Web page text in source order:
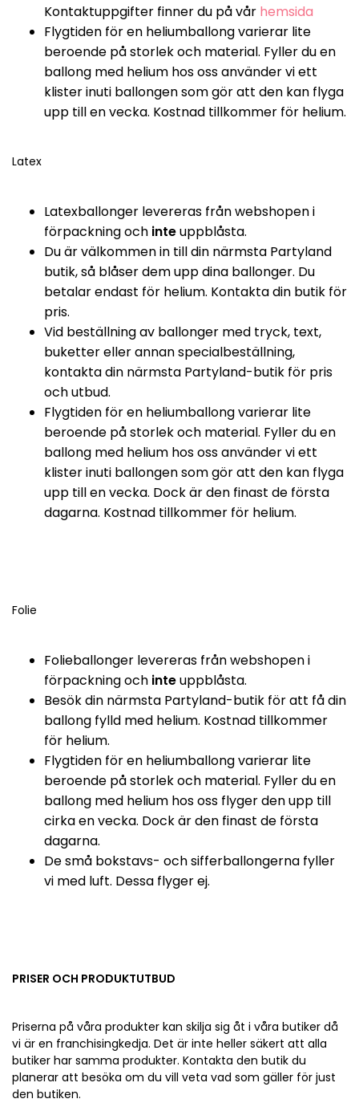
Kontaktuppgifter finner du på vår hemsida
Flygtiden för en heliumballong varierar lite
beroende på storlek och material. Fyller du en
ballong med helium hos oss använder vi ett
klister inuti ballongen som gör att den kan flyga
upp till en vecka. Kostnad tillkommer för helium.
Latex
Latexballonger levereras från webshopen i
förpackning och inteuppblåsta.
Du är välkommen in till din närmsta Partyland
butik, så blåser dem upp dina ballonger. Du
betalar endast för helium. Kontakta din butik för
pris.
Vid beställning av ballonger med tryck, text,
buketter eller annan specialbeställning,
kontakta din närmsta Partyland-butik för pris
och utbud.
Flygtiden för en heliumballong varierar lite
beroende på storlek och material. Fyller du en
ballong med helium hos oss använder vi ett
klister inuti ballongen som gör att den kan flyga
upp till en vecka. Dock är den finast de första
dagarna. Kostnad tillkommer för helium.
Folie
Folieballonger levereras från webshopen i
förpackning och inteuppblåsta.
Besök din närmsta Partyland-butik för att få din
ballong fylld med helium. Kostnad tillkommer
för helium.
Flygtiden för en heliumballong varierar lite
beroende på storlek och material. Fyller du en
ballong med helium hos oss flyger den upp till
cirka en vecka. Dock är den finast de första
dagarna.
De små bokstavs- och sifferballongerna fyller
vi med luft. Dessa flyger ej.
PRISER OCH PRODUKTUTBUD
Priserna på våra produkter kan skilja sig åt i våra butiker då
vi är en franchisingkedja. Det är inte heller säkert att alla
butiker har samma produkter. Kontakta den butik du
planerar att besöka om du vill veta vad som gäller för just
den butiken.